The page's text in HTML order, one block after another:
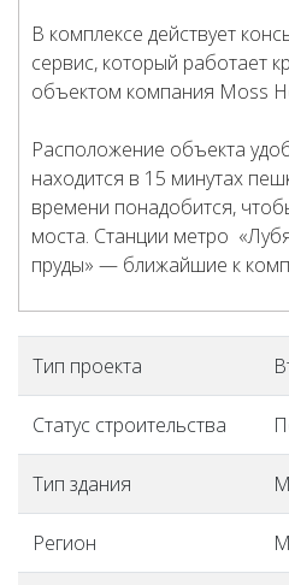
В комплексе действует
сервис, который работает
объектом компания Мoss
Расположение объекта
находится в 15 минутах
времени понадобится,
моста. Станции метро
пруды» — ближайшие к
Тип проекта
Статус строительства
Тип здания
Регион